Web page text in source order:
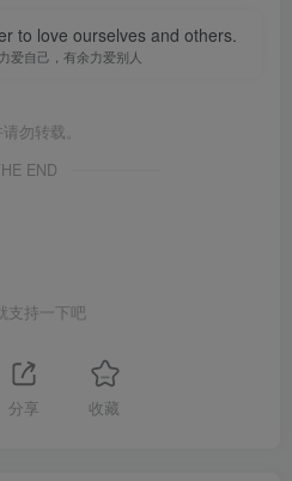
to love ourselves and others.
爱自己，有余力爱别人
勿转载。
END
支持一下吧
分享 收藏